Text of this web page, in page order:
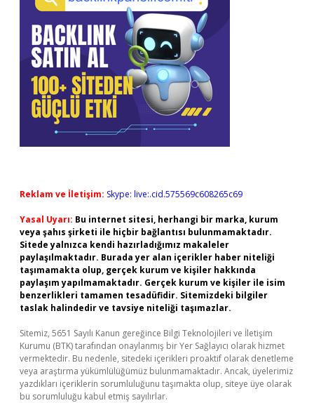
Reklam ve İletişim: Skype: live:.cid.575569c608265c69
Yasal Uyarı: Bu internet sitesi, herhangi bir marka, kurum
veya şahıs şirketi ile hiçbir bağlantısı bulunmamaktadır.
Sitede yalnızca kendi hazırladığımız makaleler
paylaşılmaktadır. Burada yer alan içerikler haber niteliği
taşımamakta olup, gerçek kurum ve kişiler hakkında
paylaşım yapılmamaktadır. Gerçek kurum ve kişiler ile isim
benzerlikleri tamamen tesadüfidir. Sitemizdeki bilgiler
taslak halindedir ve tavsiye niteliği taşımazlar.
Sitemiz, 5651 Sayılı Kanun gereğince Bilgi Teknolojileri ve İletişim
Kurumu (BTK) tarafından onaylanmış bir Yer Sağlayıcı olarak hizmet
vermektedir. Bu nedenle, sitedeki içerikleri proaktif olarak denetleme
veya araştırma yükümlülüğümüz bulunmamaktadır. Ancak, üyelerimiz
yazdıkları içeriklerin sorumluluğunu taşımakta olup, siteye üye olarak
bu sorumluluğu kabul etmiş sayılırlar.